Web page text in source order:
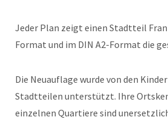
Jeder Plan zeigt einen Stadtteil
Format und im DIN A2-Format die
Die Neuauflage wurde von den
Stadtteilen unterstützt. Ihre
einzelnen Quartiere sind